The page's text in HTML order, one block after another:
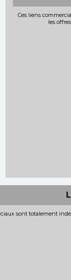
Ces liens
les
sont totalement